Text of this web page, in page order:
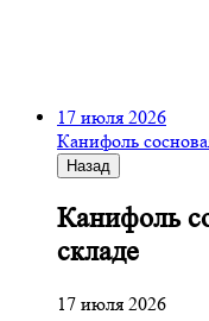
17 июля 2026
Канифоль
Назад
Канифоль
складе
17 июля 2026